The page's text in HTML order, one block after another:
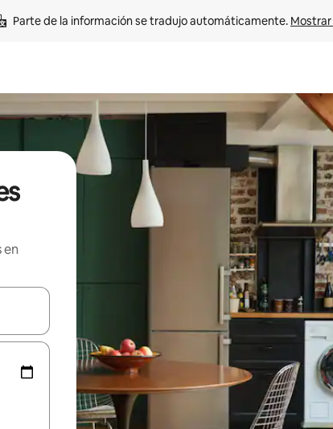
Parte de la información se tradujo automáticamente.
en
con las teclas de flecha hacia arriba y hacia abajo o